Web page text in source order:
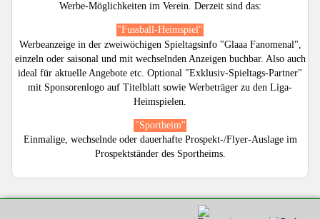
Werbe-Möglichkeiten im Verein. Derzeit sind das:
"Fussball-Heimspiel"
Werbeanzeige in der zweiwöchigen Spieltagsinfo "Glaaa Fanomenal",
einzeln oder saisonal und mit wechselnden Anzeigen buchbar. Also auch
ideal für aktuelle Angebote etc. Optional "Exklusiv-Spieltags-Partner"
mit Sponsorenlogo auf Titelblatt sowie Werbeträger zu den Liga-
Heimspielen.
"Sportheim"
Einmalige, wechselnde oder dauerhafte Prospekt-/Flyer-Auslage im
Prospektständer des Sportheims.